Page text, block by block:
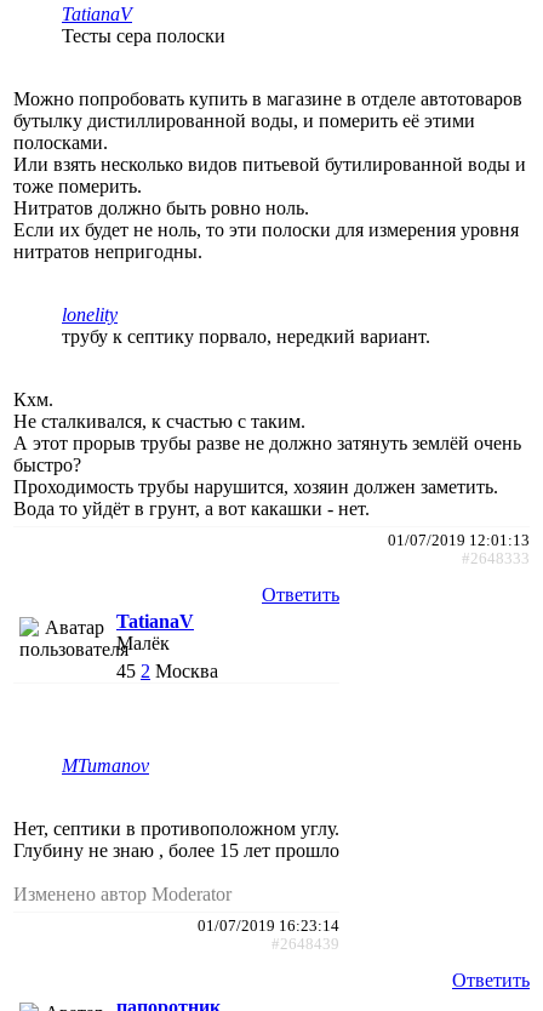
TatianaV
Тесты сера полоски
Можно попробовать купить в магазине в отделе автотоваров
бутылку дистиллированной воды, и померить её этими
полосками.
Или взять несколько видов питьевой бутилированной воды и
тоже померить.
Нитратов должно быть ровно ноль.
Если их будет не ноль, то эти полоски для измерения уровня
нитратов непригодны.
lonelity
трубу к септику порвало, нередкий вариант.
Кхм.
Не сталкивался, к счастью с таким.
А этот прорыв трубы разве не должно затянуть землёй очень
быстро?
Проходимость трубы нарушится, хозяин должен заметить.
Вода то уйдёт в грунт, а вот какашки - нет.
01/07/2019 12:01:13
#2648333
Ответить
TatianaV
Малёк
45 2 Москва
MTumanov
Нет, септики в противоположном углу.
Глубину не знаю , более 15 лет прошло
Изменено автор Moderator
01/07/2019 16:23:14
#2648439
Ответить
папоротник